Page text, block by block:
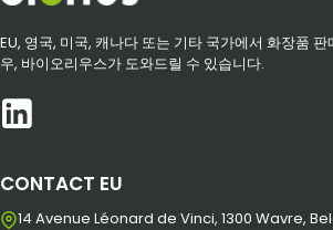
EU, 영국, 미국, 캐나다 또는 기타 국가에서 화장품
우, 바이오리우스가 도와드릴 수 있습니다.
CONTACT EU
14 Avenue Léonard de Vinci, 1300 Wavre,